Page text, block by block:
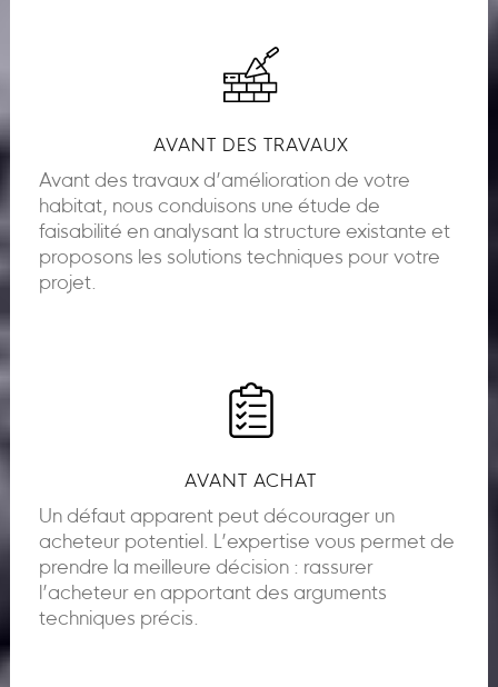
AVANT DES TRAVAUX
Avant des travaux d’amélioration de votre
habitat, nous conduisons une étude de
faisabilité en analysant la structure existante et
proposons les solutions techniques pour votre
projet.
AVANT ACHAT
Un défaut apparent peut décourager un
acheteur potentiel. L’expertise vous permet de
prendre la meilleure décision : rassurer
l’acheteur en apportant des arguments
techniques précis.